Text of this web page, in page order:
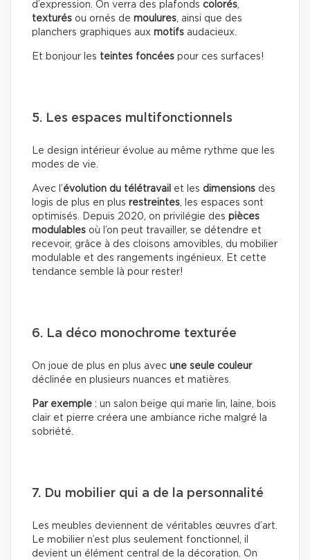
d’expression. On verra des plafonds colorés,
texturés ou ornés de moulures, ainsi que des
planchers graphiques aux motifs audacieux.
Et bonjour les teintes foncées pour ces surfaces!
5. Les espaces multifonctionnels
Le design intérieur évolue au même rythme que les
modes de vie.
Avec l’évolution du télétravail et les dimensions des
logis de plus en plus restreintes, les espaces sont
optimisés. Depuis 2020, on privilégie des pièces
modulables où l’on peut travailler, se détendre et
recevoir, grâce à des cloisons amovibles, du mobilier
modulable et des rangements ingénieux. Et cette
tendance semble là pour rester!
6. La déco monochrome texturée
On joue de plus en plus avec une seule couleur
déclinée en plusieurs nuances et matières.
Par exemple : un salon beige qui marie lin, laine, bois
clair et pierre créera une ambiance riche malgré la
sobriété.
7. Du mobilier qui a de la personnalité
Les meubles deviennent de véritables œuvres d’art.
Le mobilier n’est plus seulement fonctionnel, il
devient un élément central de la décoration. On